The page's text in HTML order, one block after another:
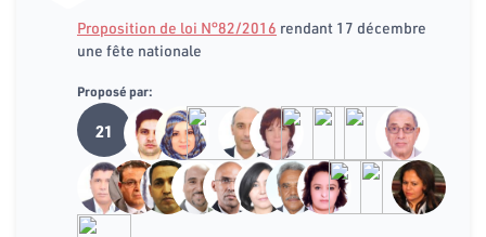
Proposition de loi N°82/2016 rendant 17 décembre
une fête nationale
Proposé par:
21